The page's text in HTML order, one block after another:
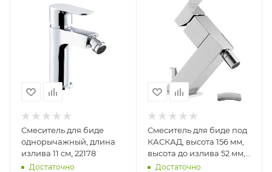
Смеситель для биде
однорычажный, длина
излива 11 см, 22178
Достаточно
Смеситель для биде под
КАСКАД, высота 156 мм,
высота до излива 52 мм,
длина по центрам 133 мм
Достаточно